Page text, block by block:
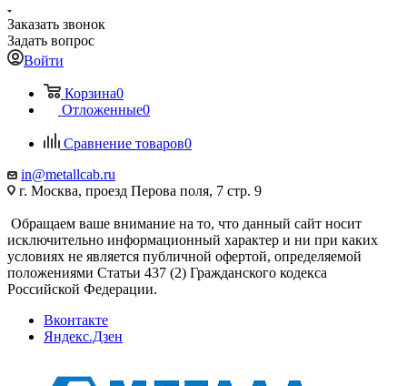
Заказать звонок
Задать вопрос
Войти
Корзина0
Отложенные0
Сравнение товаров0
in@metallcab.ru
г. Москва, проезд Перова поля, 7 стр. 9
Обращаем ваше внимание на то, что данный сайт носит
исключительно информационный характер и ни при каких
условиях не является публичной офертой, определяемой
положениями Статьи 437 (2) Гражданского кодекса
Российской Федерации.
Вконтакте
Яндекс.Дзен